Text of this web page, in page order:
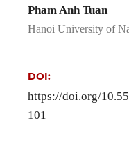
Pham Anh Tuan
Hanoi University of
DOI:
https://doi.org/
101